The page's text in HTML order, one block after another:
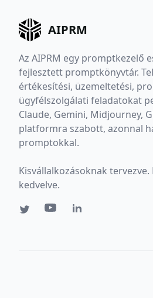
AIPRM
Az AIPRM egy promptkezelő
fejlesztett promptkönyvtár.
értékesítési, üzemeltetési,
ügyfélszolgálati feladatokat
Claude, Gemini, Midjourney,
platformra szabott, azonnal
promptokkal.
Kisvállalkozásoknak
kedvelve.